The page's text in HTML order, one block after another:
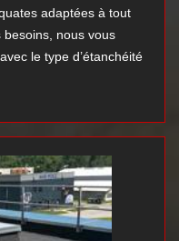
adaptées à tout
nous vous
le type d’étanchéité